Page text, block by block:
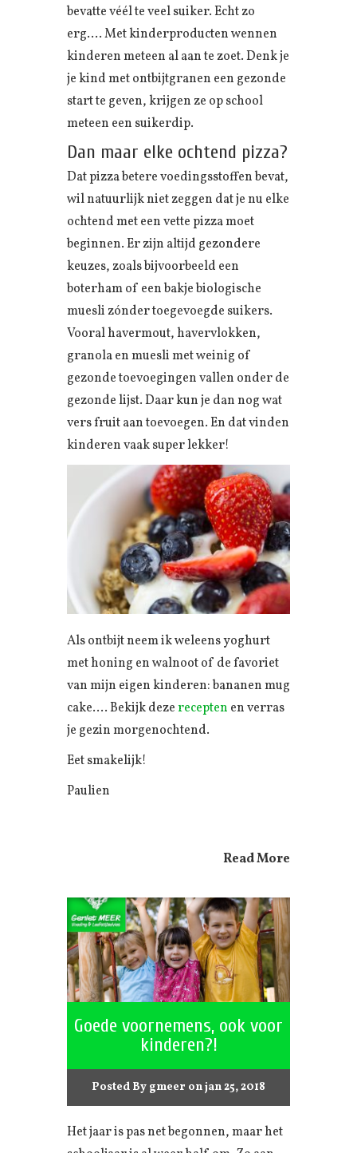
bevatte véél te veel suiker. Echt zo
erg…. Met kinderproducten wennen
kinderen meteen al aan te zoet. Denk je
je kind met ontbijtgranen een gezonde
start te geven, krijgen ze op school
meteen een suikerdip.
Dan maar elke ochtend pizza?
Dat pizza betere voedingsstoffen bevat,
wil natuurlijk niet zeggen dat je nu elke
ochtend met een vette pizza moet
beginnen. Er zijn altijd gezondere
keuzes, zoals bijvoorbeeld een
boterham of een bakje biologische
muesli zónder toegevoegde suikers.
Vooral havermout, havervlokken,
granola en muesli met weinig of
gezonde toevoegingen vallen onder de
gezonde lijst. Daar kun je dan nog wat
vers fruit aan toevoegen. En dat vinden
kinderen vaak super lekker!
Als ontbijt neem ik weleens yoghurt
met honing en walnoot of de favoriet
van mijn eigen kinderen: bananen mug
cake…. Bekijk dezerecepten en verras
je gezin morgenochtend.
Eet smakelijk!
Paulien
Read More
Goede voornemens, ook voor
kinderen?!
Posted By gmeer on jan 25, 2018
Het jaar is pas net begonnen, maar het